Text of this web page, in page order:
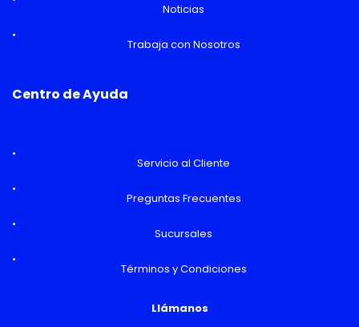
Noticias
Trabaja con Nosotros
Centro de Ayuda
Servicio al Cliente
Preguntas Frecuentes
Sucursales
Términos y Condiciones
Llámanos